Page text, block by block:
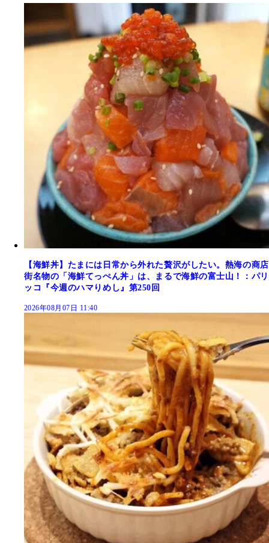
【海鮮丼】たまには日常から外れた贅沢がしたい。熱海の商店
街名物の「海鮮てっぺん丼」は、まるで海鮮の富士山！：パリ
ッコ『今週のハマりめし』第250回
2026年08月07日 11:40